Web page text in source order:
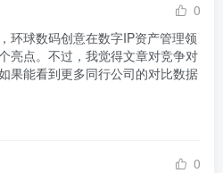
0
环球数码创意在数字IP资产管理领
亮点。不过，我觉得文章对竞争对
果能看到更多同行公司的对比数据
0